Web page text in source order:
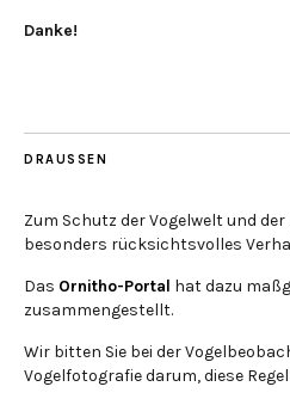
Danke!
DRAUSSEN
Zum Schutz der Vogelwelt und
besonders rücksichtsvolles
Das Ornitho-Portal hat dazu
zusammengestellt.
Wir bitten Sie bei der
Vogelfotografie darum, diese